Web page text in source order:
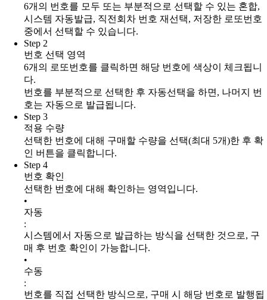
6개의 번호를 모두 또는 부분적으로 선택할 수 있는 혼합,
시스템 자동발급, 직전회차 번호 재선택, 저장한 로또번호
중에서 선택할 수 있습니다.
Step 2
번호 선택 영역
6개의 로또번호를 클릭하면 해당 번호에 색상이 체크됩니
다.
번호를 부분적으로 선택한 후 자동선택을 하면, 나머지 번
호는 자동으로 발급됩니다.
Step 3
적용 수량
선택한 번호에 대해 구매할 수량을 선택(최대 5개)한 후 확
인 버튼을 클릭합니다.
Step 4
번호 확인
선택한 번호에 대해 확인하는 영역입니다.
•
자동
:
시스템에서 자동으로 발급하는 방식을 선택한 것으로, 구
매 후 번호 확인이 가능합니다.
•
수동
:
번호를 직접 선택한 방식으로, 구매 시 해당 번호로 발행됩